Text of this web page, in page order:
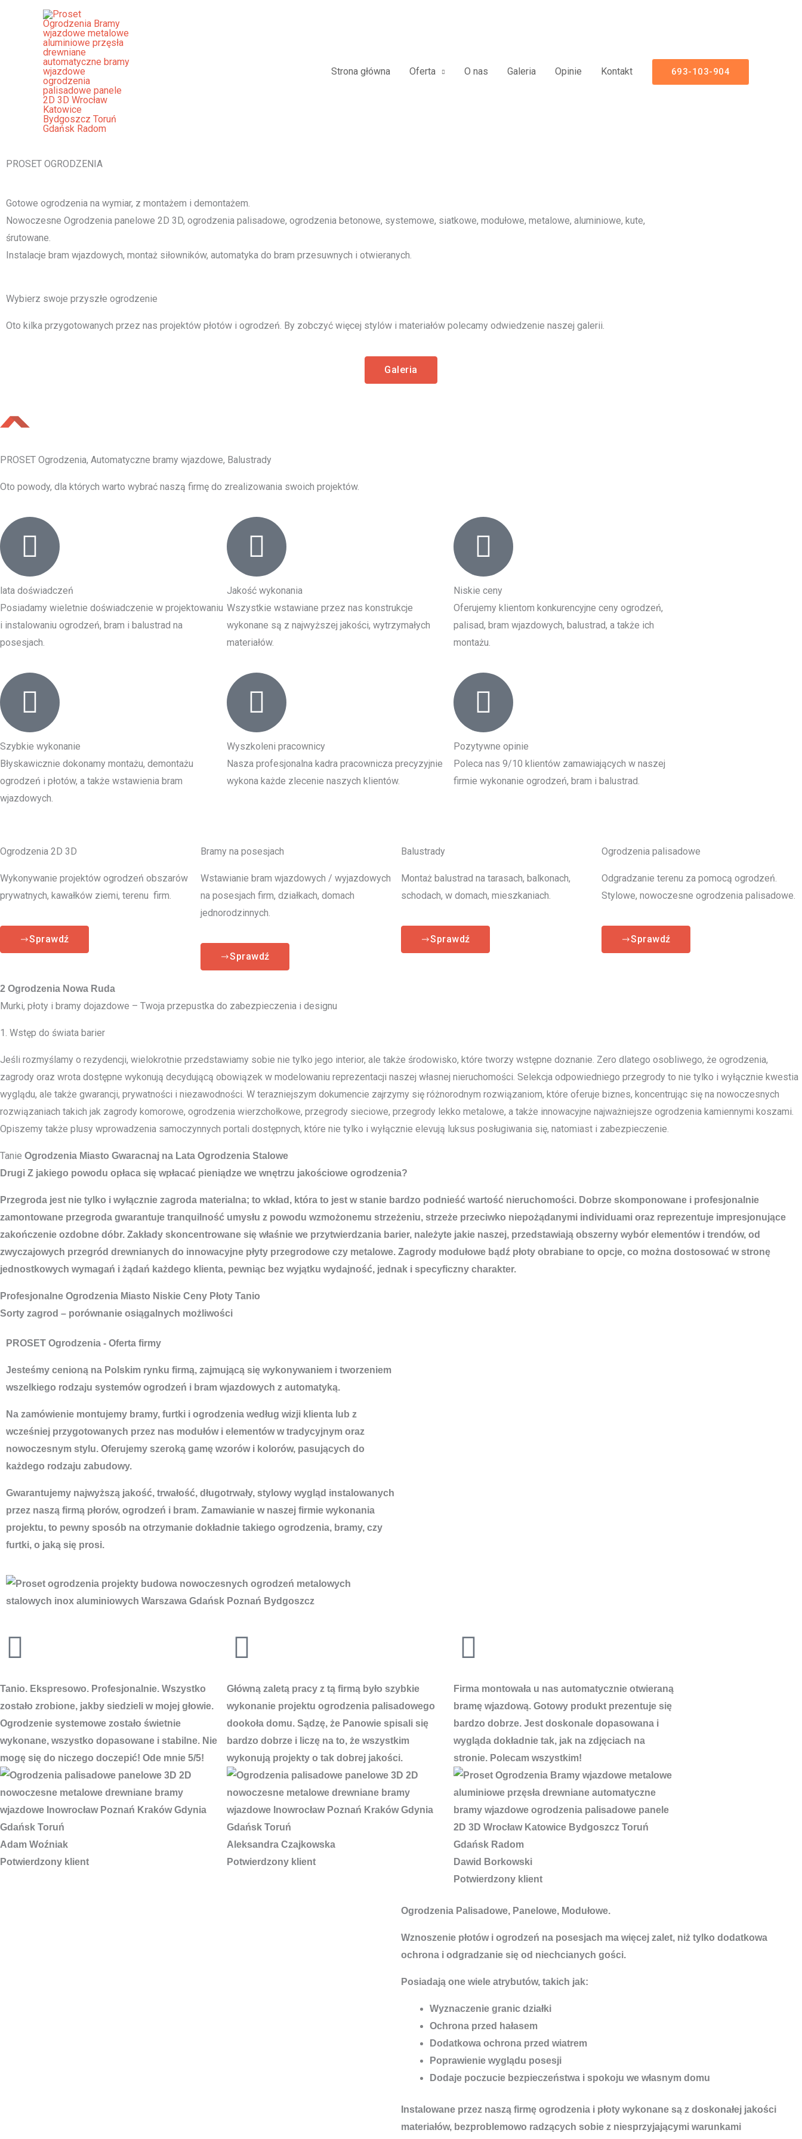
Strona główna Oferta O nas Galeria Opinie Kontakt 693-103-904
Ogrodzenia Nowa Ruda Bramy Wjazdowe Furtki Płoty Metalowe Aluminiowe Nowoczesne
Panelowe Palisadowe Stalowe Frontowe
[smartslider3 slider="2"]
PROSET OGRODZENIA
Gotowe ogrodzenia na wymiar, z montażem i demontażem.
Nowoczesne Ogrodzenia panelowe 2D 3D, ogrodzenia palisadowe, ogrodzenia betonowe, systemowe, siatkowe, modułowe, metalowe, aluminiowe, kute,
śrutowane.
Instalacje bram wjazdowych, montaż siłowników, automatyka do bram przesuwnych i otwieranych.
Wybierz swoje przyszłe ogrodzenie
Oto kilka przygotowanych przez nas projektów płotów i ogrodzeń. By zobczyć więcej stylów i materiałów polecamy odwiedzenie naszej galerii.
Galeria
PROSET Ogrodzenia, Automatyczne bramy wjazdowe, Balustrady
Oto powody, dla których warto wybrać naszą firmę do zrealizowania swoich projektów.
lata doświadczeń
Posiadamy wieletnie doświadczenie w projektowaniu
i instalowaniu ogrodzeń, bram i balustrad na
posesjach.
Szybkie wykonanie
Błyskawicznie dokonamy montażu, demontażu
ogrodzeń i płotów, a także wstawienia bram
wjazdowych.
Jakość wykonania
Wszystkie wstawiane przez nas konstrukcje
wykonane są z najwyższej jakości, wytrzymałych
materiałów.
Wyszkoleni pracownicy
Nasza profesjonalna kadra pracownicza precyzyjnie
wykona każde zlecenie naszych klientów.
Niskie ceny
Oferujemy klientom konkurencyjne ceny ogrodzeń,
palisad, bram wjazdowych, balustrad, a także ich
montażu.
Pozytywne opinie
Poleca nas 9/10 klientów zamawiających w naszej
firmie wykonanie ogrodzeń, bram i balustrad.
Ogrodzenia 2D 3D
Wykonywanie projektów ogrodzeń obszarów
prywatnych, kawałków ziemi, terenu firm.
Sprawdź
Bramy na posesjach
Wstawianie bram wjazdowych / wyjazdowych
na posesjach firm, działkach, domach
jednorodzinnych.
Sprawdź
Balustrady
Montaż balustrad na tarasach, balkonach,
schodach, w domach, mieszkaniach.
Sprawdź
Ogrodzenia palisadowe
Odgradzanie terenu za pomocą ogrodzeń.
Stylowe, nowoczesne ogrodzenia palisadowe.
Sprawdź
2 Ogrodzenia Nowa Ruda
Murki, płoty i bramy dojazdowe – Twoja przepustka do zabezpieczenia i designu
1. Wstęp do świata barier
Jeśli rozmyślamy o rezydencji, wielokrotnie przedstawiamy sobie nie tylko jego interior, ale także środowisko, które tworzy wstępne doznanie. Zero dlatego osobliwego, że ogrodzenia,
zagrody oraz wrota dostępne wykonują decydującą obowiązek w modelowaniu reprezentacji naszej własnej nieruchomości. Selekcja odpowiedniego przegrody to nie tylko i wyłącznie kwestia
wyglądu, ale także gwarancji, prywatności i niezawodności. W terazniejszym dokumencie zajrzymy się różnorodnym rozwiązaniom, które oferuje biznes, koncentrując się na nowoczesnych
rozwiązaniach takich jak zagrody komorowe, ogrodzenia wierzchołkowe, przegrody sieciowe, przegrody lekko metalowe, a także innowacyjne najważniejsze ogrodzenia kamiennymi koszami.
Opiszemy także plusy wprowadzenia samoczynnych portali dostępnych, które nie tylko i wyłącznie elevują luksus posługiwania się, natomiast i zabezpieczenie.
Tanie Ogrodzenia Miasto Gwaracnaj na Lata Ogrodzenia Stalowe
Drugi Z jakiego powodu opłaca się wpłacać pieniądze we wnętrzu jakościowe ogrodzenia?
Przegroda jest nie tylko i wyłącznie zagroda materialna; to wkład, która to jest w stanie bardzo podnieść wartość nieruchomości. Dobrze skomponowane i profesjonalnie
zamontowane przegroda gwarantuje tranquilność umysłu z powodu wzmożonemu strzeżeniu, strzeże przeciwko niepożądanymi individuami oraz reprezentuje impresjonujące
zakończenie ozdobne dóbr. Zakłady skoncentrowane się właśnie we przytwierdzania barier, należyte jakie naszej, przedstawiają obszerny wybór elementów i trendów, od
zwyczajowych przegród drewnianych do innowacyjne płyty przegrodowe czy metalowe. Zagrody modułowe bądź płoty obrabiane to opcje, co można dostosować w stronę
jednostkowych wymagań i żądań każdego klienta, pewniąc bez wyjątku wydajność, jednak i specyficzny charakter.
Profesjonalne Ogrodzenia Miasto Niskie Ceny Płoty Tanio
Sorty zagrod – porównanie osiągalnych możliwości
PROSET Ogrodzenia - Oferta firmy
Jesteśmy cenioną na Polskim rynku firmą, zajmującą się wykonywaniem i tworzeniem
wszelkiego rodzaju systemów ogrodzeń i bram wjazdowych z automatyką.
Na zamówienie montujemy bramy, furtki i ogrodzenia według wizji klienta lub z
wcześniej przygotowanych przez nas modułów i elementów w tradycyjnym oraz
nowoczesnym stylu. Oferujemy szeroką gamę wzorów i kolorów, pasujących do
każdego rodzaju zabudowy.
Gwarantujemy najwyższą jakość, trwałość, długotrwały, stylowy wygląd instalowanych
przez naszą firmą płorów, ogrodzeń i bram. Zamawianie w naszej firmie wykonania
projektu, to pewny sposób na otrzymanie dokładnie takiego ogrodzenia, bramy, czy
furtki, o jaką się prosi.
Tanio. Ekspresowo. Profesjonalnie. Wszystko
zostało zrobione, jakby siedzieli w mojej głowie.
Ogrodzenie systemowe zostało świetnie
wykonane, wszystko dopasowane i stabilne. Nie
mogę się do niczego doczepić! Ode mnie 5/5!
Adam Woźniak
Potwierdzony klient
Główną zaletą pracy z tą firmą było szybkie
wykonanie projektu ogrodzenia palisadowego
dookoła domu. Sądzę, że Panowie spisali się
bardzo dobrze i liczę na to, że wszystkim
wykonują projekty o tak dobrej jakości.
Aleksandra Czajkowska
Potwierdzony klient
Firma montowała u nas automatycznie otwieraną
bramę wjazdową. Gotowy produkt prezentuje się
bardzo dobrze. Jest doskonale dopasowana i
wygląda dokładnie tak, jak na zdjęciach na
stronie. Polecam wszystkim!
Dawid Borkowski
Potwierdzony klient
Ogrodzenia Palisadowe, Panelowe, Modułowe.
Wznoszenie płotów i ogrodzeń na posesjach ma więcej zalet, niż tylko dodatkowa
ochrona i odgradzanie się od niechcianych gości.
Posiadają one wiele atrybutów, takich jak:
Wyznaczenie granic działki
Ochrona przed hałasem
Dodatkowa ochrona przed wiatrem
Poprawienie wyglądu posesji
Dodaje poczucie bezpieczeństwa i spokoju we własnym domu
Instalowane przez naszą firmę ogrodzenia i płoty wykonane są z doskonałej jakości
materiałów, bezproblemowo radzących sobie z niesprzyjającymi warunkami